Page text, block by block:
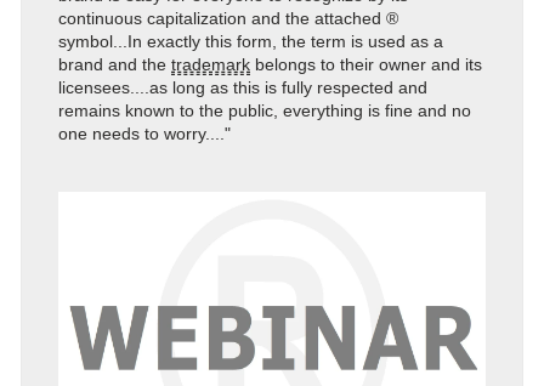
continuous capitalization and the attached ®
symbol...In exactly this form, the term is used as a
brand and the trademark belongs to their owner and its
licensees....as long as this is fully respected and
remains known to the public, everything is fine and no
one needs to worry...."